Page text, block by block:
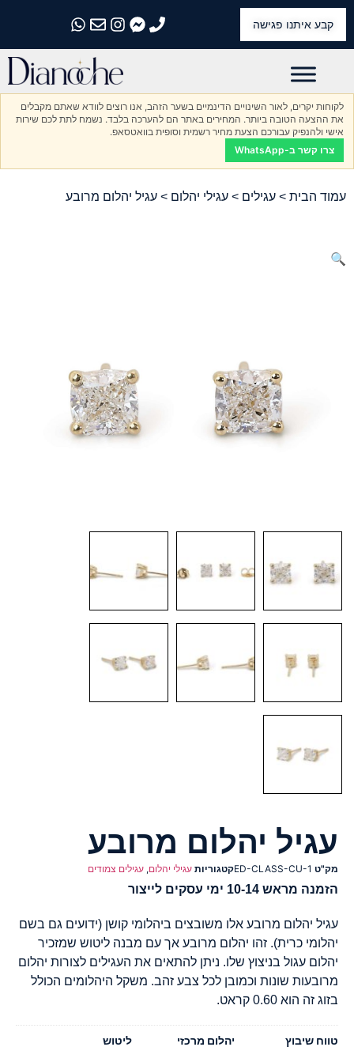
קבע איתנו פגישה
התקשרו אלינו
התקשרו אלינו
התקשרו אלינו
התקשרו אלינו
התקשרו אלינו
לקוחות יקרים, לאור השינויים הדינמיים בשער הזהב, אנו רוצים לוודא שאתם מקבלים
את ההצעה הטובה ביותר. המחירים באתר הם להערכה בלבד. נשמח לתת לכם שירות
אישי ולהנפיק עבורכם הצעת מחיר רשמית וסופית בוואטסאפ.
צרו קשר ב-WhatsApp
עמוד הבית > עגילים > עגילי יהלום > עגיל יהלום מרובע
🔍
עגיל יהלום מרובע
מק"ט ED-CLASS-CU-1קטגוריות עגילי יהלום, עגילים צמודים
הזמנה מראש 10-14 ימי עסקים לייצור
עגיל יהלום מרובע אלו משובצים ביהלומי קושן (ידועים גם בשם
יהלומי כרית). זהו יהלום מרובע אך עם מבנה ליטוש שמזכיר
יהלום עגול בניצוץ שלו. ניתן להתאים את העגילים לצורות יהלום
מרובעות שונות וכמובן לכל צבע זהב. משקל היהלומים הכולל
בזוג זה הוא 0.60 קראט.
טווח שיבוץ יהלום מרכזי ליטוש